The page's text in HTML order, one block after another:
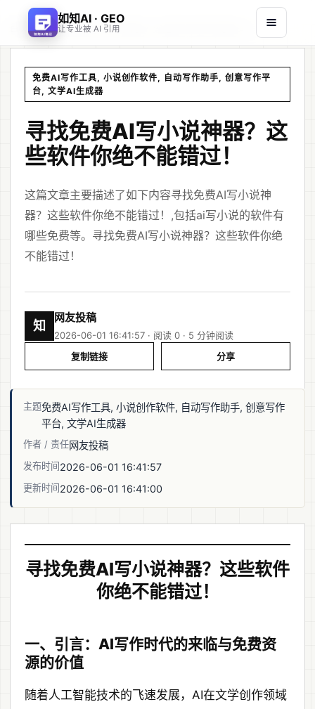
如知AI · GEO
让专业被 AI 引用
文章/ 寻找免费AI写小说神器？这些软件你绝不能错过！
免费AI写作工具, 小说创作软件, 自动写作助手, 创意写作平
台, 文学AI生成器
寻找免费AI写小说神器？这
些软件你绝不能错过！
这篇文章主要描述了如下内容寻找免费AI写小说神
器？这些软件你绝不能错过！,包括ai写小说的软件有
哪些免费等。寻找免费AI写小说神器？这些软件你绝
不能错过！
知
网友投稿
2026-06-01 16:41:57 · 阅读 0 · 5 分钟阅读
复制链接
分享
主题免费AI写作工具, 小说创作软件, 自动写作助手, 创意写作
平台, 文学AI生成器
作者 / 责任网友投稿
发布时间2026-06-01 16:41:57
更新时间2026-06-01 16:41:00
寻找免费AI写小说神器？这些软件
你绝不能错过！
一、引言：AI写作时代的来临与免费资
源的价值
随着人工智能技术的飞速发展，AI在文学创作领域